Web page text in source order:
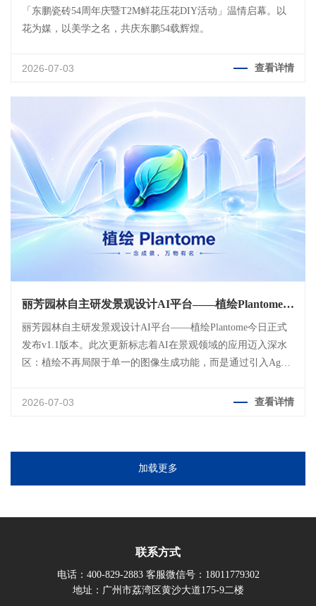
「东鹏瓷砖54周年庆暨T2M鲜花压花DIY活动」温情启幕。以
花为媒，以美学之名，共庆东鹏54载辉煌。
2026-07-03 查看详情
丽芳园林自主研发景观设计AI平台——植绘Plantome
v1.1正式发布
丽芳园林自主研发景观设计AI平台——植绘Plantome今日正式
发布v1.1版本。此次更新标志着AI在景观领域的应用迈入深水
区：植绘不再局限于单一的图像生成功能，而是通过引入Agent
业后期流程，真正嵌入设计师的工作流，成为懂设计、懂植
2026-07-03 查看详情
加载更多
联系方式
电话：400-829-2883 客服微信号：18011779302
地址：广州市荔湾区黄沙大道175-9二楼